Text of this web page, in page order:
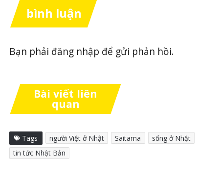
bình luận
Bạn phải đăng nhập để gửi phản hồi.
Bài viết liên
quan
Tags người Việt ở Nhật Saitama
sống ở Nhật
tin tức Nhật Bản